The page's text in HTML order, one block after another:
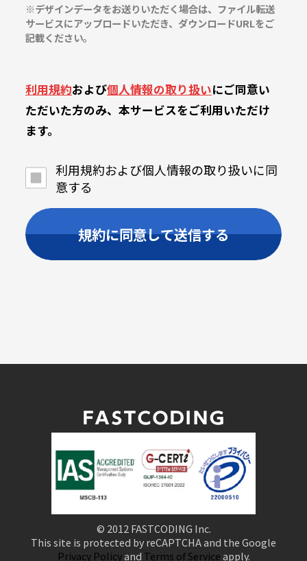
※デザインデータをお送りいただく場合は、ファイル転送
サービスにアップロードいただき、ダウンロードURLをご
記載ください。
利用規約および個人情報の取り扱いにご同意い
ただいた方のみ、本サービスをご利用いただけ
ます。
利用規約および個人情報の取り扱いに同
意する
© 2012 FASTCODING Inc.
This site is protected by reCAPTCHA and the Google
Privacy Policyand Terms of Serviceapply.